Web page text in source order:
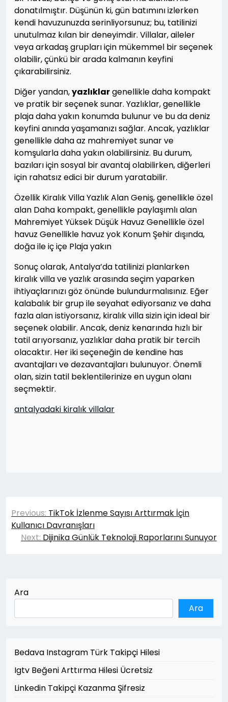
donatılmıştır. Düşünün ki, gün batımını izlerken
kendi havuzunuzda serinliyorsunuz; bu, tatilinizi
unutulmaz kılan bir deneyimdir. Villalar, aileler
veya arkadaş grupları için mükemmel bir seçenek
olabilir, çünkü bir arada kalmanın keyfini
çıkarabilirsiniz.
Diğer yandan,yazlıklargenellikle daha kompakt
ve pratik bir seçenek sunar. Yazlıklar, genellikle
plaja daha yakın konumda bulunur ve bu da deniz
keyfini anında yaşamanızı sağlar. Ancak, yazlıklar
genellikle daha az mahremiyet sunar ve
komşularla daha yakın olabilirsiniz. Bu durum,
bazıları için sosyal bir avantaj olabilirken, diğerleri
için rahatsız edici bir durum yaratabilir.
Özellik Kiralık Villa Yazlık Alan Geniş, genellikle özel
alan Daha kompakt, genellikle paylaşımlı alan
Mahremiyet Yüksek Düşük Havuz Genellikle özel
havuz Genellikle havuz yok Konum Şehir dışında,
doğa ile iç içe Plaja yakın
Sonuç olarak, Antalya’da tatilinizi planlarken
kiralık villa ve yazlık arasında seçim yaparken
ihtiyaçlarınızı göz önünde bulundurmalısınız. Eğer
kalabalık bir grup ile seyahat ediyorsanız ve daha
fazla alan istiyorsanız, kiralık villa sizin için ideal bir
seçenek olabilir. Ancak, deniz kenarında hızlı bir
tatil arıyorsanız, yazlıklar daha pratik bir tercih
olacaktır. Her iki seçeneğin de kendine has
avantajları ve dezavantajları bulunuyor. Önemli
olan, sizin tatil beklentilerinize en uygun olanı
seçmektir.
antalyadaki kiralık villalar
Yazı
gezinmesi
Previous: TikTok İzlenme Sayısı Arttırmak İçin
Kullanıcı Davranışları
Next: Dijinika Günlük Teknoloji Raporlarını Sunuyor
Ara
Ara
Bedava Instagram Türk Takipçi Hilesi
Igtv Beğeni Arttırma Hilesi Ücretsiz
Linkedin Takipçi Kazanma Şifresiz